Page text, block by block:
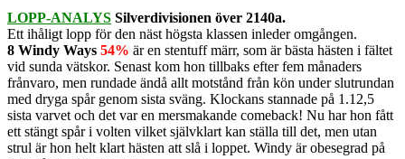
LOPP-ANALYS Silverdivisionen över 2140a.
Ett ihåligt lopp för den näst högsta klassen inleder omgången.
8 Windy Ways 54% är en stentuff märr, som är bästa hästen i fältet
vid sunda vätskor. Senast kom hon tillbaks efter fem månaders
frånvaro, men rundade ändå allt motstånd från kön under slutrundan
med dryga spår genom sista sväng. Klockans stannade på 1.12,5
sista varvet och det var en mersmakande comeback! Nu har hon fått
ett stängt spår i volten vilket självklart kan ställa till det, men utan
strul är hon helt klart hästen att slå i loppet. Windy är obesegrad på